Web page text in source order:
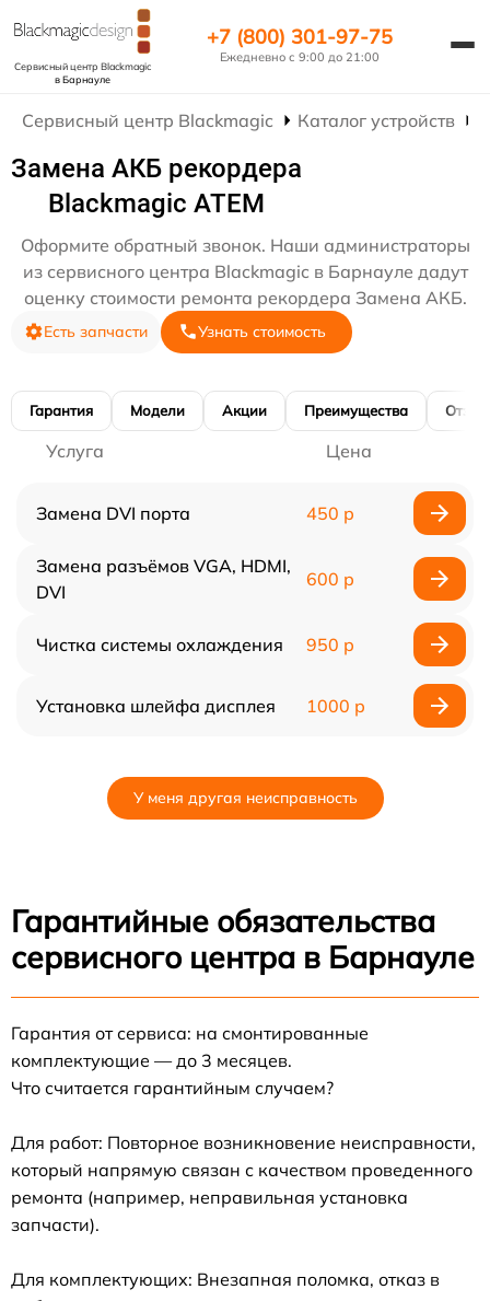
Сервисный центр Blackmagic
в Барнауле
+7 (800) 301-97-75
Ежедневно с 9:00 до 21:00
Сервисный центр Blackmagic Каталог устройств
Замена АКБ рекордера
Blackmagic ATEM
Оформите обратный звонок. Наши администраторы
из сервисного центра Blackmagic в Барнауле дадут
оценку стоимости ремонта рекордера Замена АКБ.
Есть запчасти Узнать стоимость
Гарантия Модели Акции Преимущества
Услуга Цена
Замена DVI порта 450 р
Замена разъёмов VGA, HDMI,
DVI
600 р
Чистка системы охлаждения 950 р
Установка шлейфа дисплея 1000 р
У меня другая неисправность
Гарантийные обязательства
сервисного центра в Барнауле
Гарантия от сервиса: на смонтированные
комплектующие — до 3 месяцев.
Что считается гарантийным случаем?
Для работ: Повторное возникновение неисправности,
который напрямую связан с качеством проведенного
ремонта (например, неправильная установка
запчасти).
Для комплектующих: Внезапная поломка, отказ в